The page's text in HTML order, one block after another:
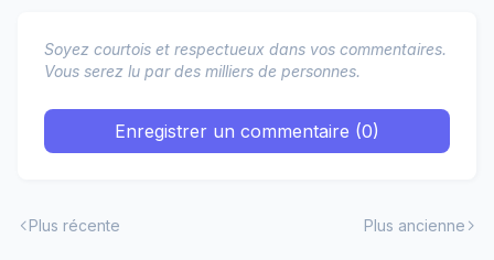
Soyez courtois et respectueux dans vos commentaires.
Vous serez lu par des milliers de personnes.
Enregistrer un commentaire (0)
Plus récente Plus ancienne